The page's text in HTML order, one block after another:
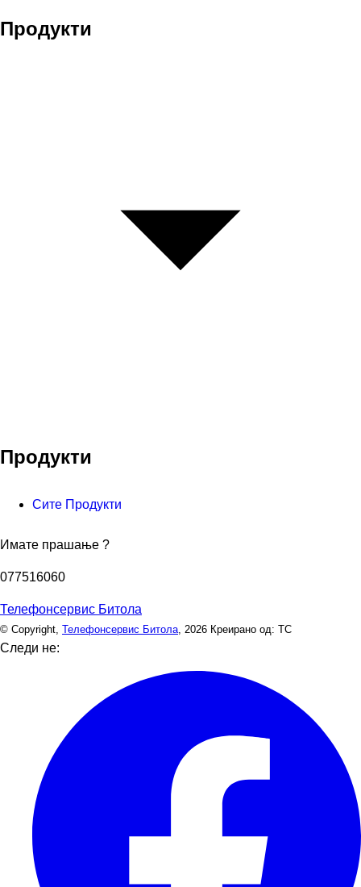
Продукти
Продукти
Сите Продукти
Имате прашање ?
077516060
Телефонсервис Битола
© Copyright, Телефонсервис Битола, 2026 Креирано од: ТС
Следи не: